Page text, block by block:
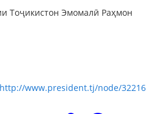
Тоҷикистон Эмомалӣ Раҳмон
http://www.president.tj/node/32216